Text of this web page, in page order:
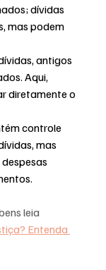
dívidas
mas podem
antigos
Aqui,
diretamente o
controle
mas
leia
Entenda